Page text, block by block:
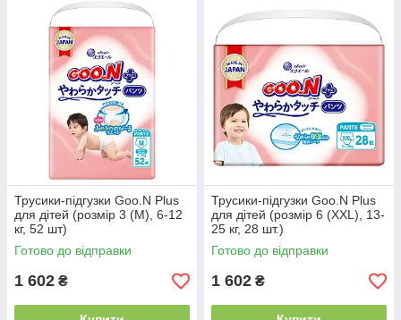
Трусики-підгузки Goo.N Plus
для дітей (розмір 3 (M), 6-12
кг, 52 шт)
Готово до відправки
1 602 ₴
Трусики-підгузки Goo.N Plus
для дітей (розмір 6 (XXL), 13-
25 кг, 28 шт.)
Готово до відправки
1 602 ₴